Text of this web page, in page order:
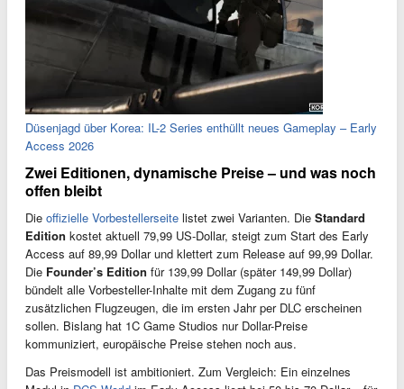
Düsenjagd über Korea: IL-2 Series enthüllt neues Gameplay – Early
Access 2026
Zwei Editionen, dynamische Preise – und was noch
offen bleibt
Die offizielle Vorbestellerseite listet zwei Varianten. Die Standard
Edition kostet aktuell 79,99 US-Dollar, steigt zum Start des Early
Access auf 89,99 Dollar und klettert zum Release auf 99,99 Dollar.
Die Founder’s Edition für 139,99 Dollar (später 149,99 Dollar)
bündelt alle Vorbesteller-Inhalte mit dem Zugang zu fünf
zusätzlichen Flugzeugen, die im ersten Jahr per DLC erscheinen
sollen. Bislang hat 1C Game Studios nur Dollar-Preise
kommuniziert, europäische Preise stehen noch aus.
Das Preismodell ist ambitioniert. Zum Vergleich: Ein einzelnes